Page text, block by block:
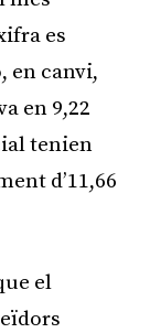
es
en canvi,
en 9,22
tenien
d’11,66
el